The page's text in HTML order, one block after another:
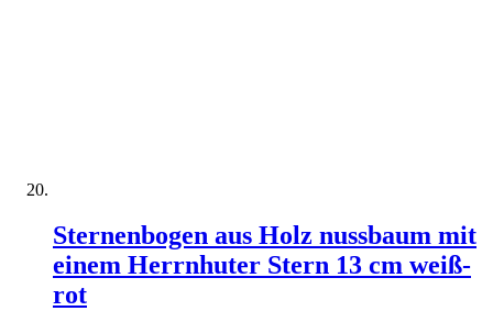
Sternenbogen aus Holz nussbaum mit
einem Herrnhuter Stern 13 cm weiß-
rot